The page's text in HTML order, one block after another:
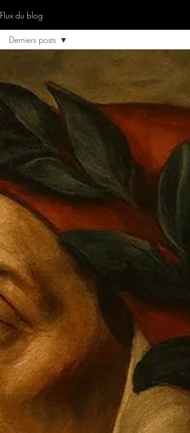
Flux du blog
Derniers posts
Interview
Chronique
Musique
Archives
Metal’art Mag
Event
Nous
supportons…
Derniers posts